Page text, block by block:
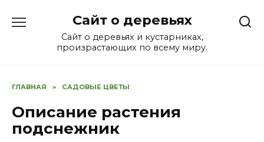
содержанию
Сайт о деревьях
Сайт о деревьях и кустарниках,
произрастающих по всему миру.
ГЛАВНАЯ » САДОВЫЕ ЦВЕТЫ
Описание растения
подснежник